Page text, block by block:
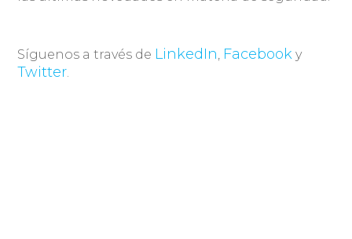
Síguenos a través de LinkedIn Facebook y
Twitter